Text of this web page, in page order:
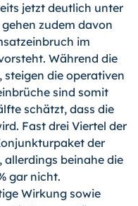
jetzt deutlich unter
zudem davon
im
Während die
steigen die operativen
sind somit
schätzt, dass die
Fast drei Viertel der
der
beinahe die
gar nicht.
Wirkung sowie